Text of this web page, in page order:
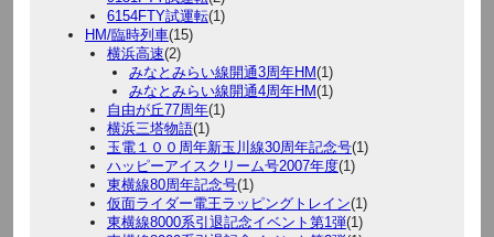
6154FTY試運転(1)
HM/臨時列車(15)
横浜高速(2)
みなとみらい線開通3周年HM(1)
みなとみらい線開通4周年HM(1)
自由が丘77周年(1)
横浜三塔物語(1)
玉電１００周年新玉川線30周年記念号(1)
ハッピーアイスクリーム号2007年度(1)
東横線80周年記念号(1)
仮面ライダー電王ラッピングトレイン(1)
東横線8000系引退記念イベント第1弾(1)